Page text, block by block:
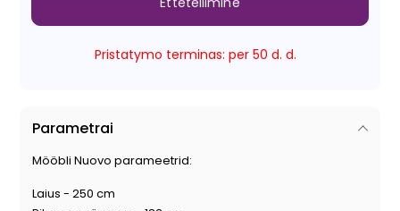
Pristatymo terminas: per 50 d. d.
Parametrai
Mööbli Nuovo parameetrid:
Laius - 250 cm